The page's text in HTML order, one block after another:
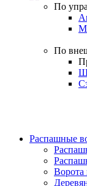
По
По
Распашные
Ворота